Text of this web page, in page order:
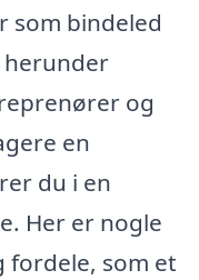
bindeled
herunder
og
en
du i en
Her er nogle
fordele, som et